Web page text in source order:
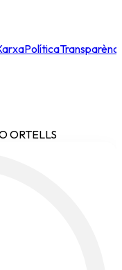
Política
ORTELLS